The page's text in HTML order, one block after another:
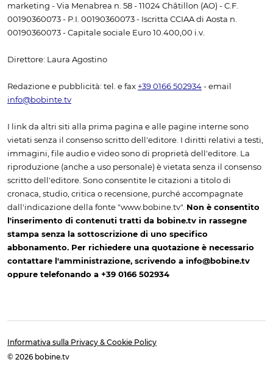
marketing - Via Menabrea n. 58 - 11024 Châtillon (AO) - C.F.
00190360073 - P.I. 00190360073 - Iscritta CCIAA di Aosta n.
00190360073 - Capitale sociale Euro 10.400,00 i.v.
Direttore: Laura Agostino
Redazione e pubblicità: tel. e fax +39 0166 502934 - email
info@bobinte.tv
I link da altri siti alla prima pagina e alle pagine interne sono
vietati senza il consenso scritto dell'editore. I diritti relativi a testi,
immagini, file audio e video sono di proprietà dell'editore. La
riproduzione (anche a uso personale) è vietata senza il consenso
scritto dell'editore. Sono consentite le citazioni a titolo di
cronaca, studio, critica o recensione, purché accompagnate
dall'indicazione della fonte "www.bobine.tv". Non è consentito
l'inserimento di contenuti tratti da bobine.tv in rassegne
stampa senza la sottoscrizione di uno specifico
abbonamento. Per richiedere una quotazione è necessario
contattare l'amministrazione, scrivendo a info@bobine.tv
oppure telefonando a +39 0166 502934
Informativa sulla Privacy & Cookie Policy
© 2026 bobine.tv